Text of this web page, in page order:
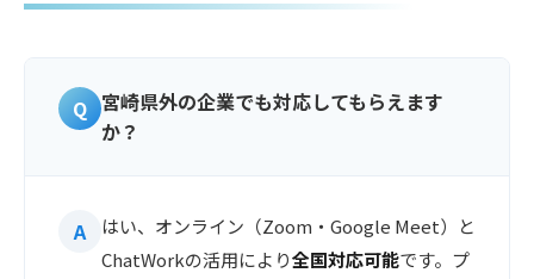
宮崎県外の企業でも対応してもらえます
か？
はい、オンライン（Zoom・Google Meet）と
ChatWorkの活用により全国対応可能です。プ